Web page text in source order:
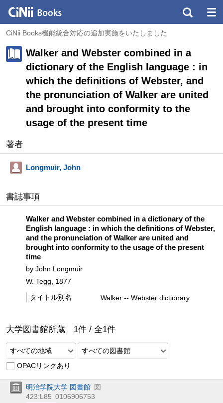
CiNii Books機能統合対応の追加実施をいたしました
Walker and Webster combined in a
dictionary of the English language : in
which the definitions of Webster, and
the pronunciation of Walker are united
and brought into conformity to the
usage of the present time
著者
Longmuir, John
書誌事項
Walker and Webster combined in a dictionary of the
English language : in which the definitions of Webster,
and the pronunciation of Walker are united and
brought into conformity to the usage of the present
time
by John Longmuir
W. Tegg, 1877
タイトル別名
Walker -- Webster dictionary
大学図書館所蔵 1件 / 全1件
すべての地域
すべての図書館
OPACリンクあり
明治学院大学 図書館 図
423:L85 0106906753